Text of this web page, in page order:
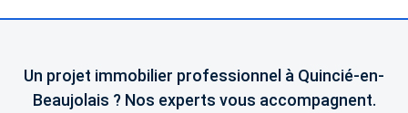
Un projet immobilier professionnel à Quincié-en-
Beaujolais ? Nos experts vous accompagnent.